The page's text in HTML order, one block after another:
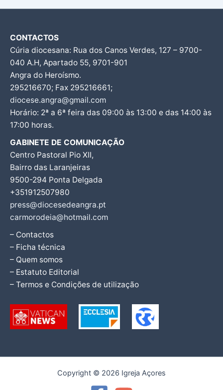
CONTACTOS
Cúria diocesana: Rua dos Canos Verdes, 127 – 9700-
040 A.H, Apartado 55, 9701-901
Angra do Heroísmo.
295216670; Fax 295216661;
diocese.angra@gmail.com
Horário: 2ª a 6ª feira das 09:00 às 13:00 e das 14:00 às
17:00 horas.
GABINETE DE COMUNICAÇÃO
Centro Pastoral Pio XII,
Bairro das Laranjeiras
9500-294 Ponta Delgada
+351912507980
press@diocesedeangra.pt
carmorodeia@hotmail.com
– Contactos
– Ficha técnica
– Quem somos
– Estatuto Editorial
– Termos e Condições de utilização
Copyright © 2026 Igreja Açores